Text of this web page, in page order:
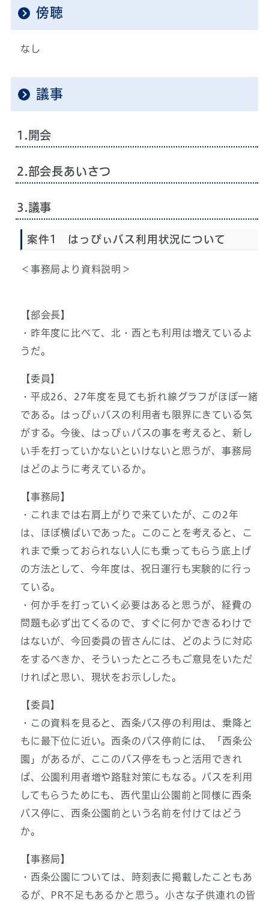
傍聴
なし
議事
1.開会
2.部会長あいさつ
3.議事
案件1 はっぴぃバス利用状況について
＜事務局より資料説明＞
【部会長】
・昨年度に比べて、北・西とも利用は増えているよ
うだ。
【委員】
・平成26、27年度を見ても折れ線グラフがほぼ一緒
である。はっぴぃバスの利用者も限界にきている気
がする。今後、はっぴぃバスの事を考えると、新し
い手を打っていかないといけないと思うが、事務局
はどのように考えているか。
【事務局】
・これまでは右肩上がりで来ていたが、この2年
は、ほぼ横ばいであった。このことを考えると、こ
れまで乗っておられない人にも乗ってもらう底上げ
の方法として、今年度は、祝日運行も実験的に行っ
ている。
・何か手を打っていく必要はあると思うが、経費の
問題も必ず出てくるので、すぐに何かできるわけで
はないが、今回委員の皆さんには、どのように対応
をするべきか、そういったところもご意見をいただ
ければと思い、現状をお示しした。
【委員】
・この資料を見ると、西条バス停の利用は、乗降と
もに最下位に近い。西条のバス停前には、「西条公
園」があるが、ここのバス停をもっと活用できれ
ば、公園利用者増や路駐対策にもなる。バスを利用
してもらうためにも、西代里山公園前と同様に西条
バス停に、西条公園前という名前を付けてはどう
か。
【事務局】
・西条公園については、時刻表に掲載したこともあ
るが、PR不足もあるかと思う。小さな子供連れの皆